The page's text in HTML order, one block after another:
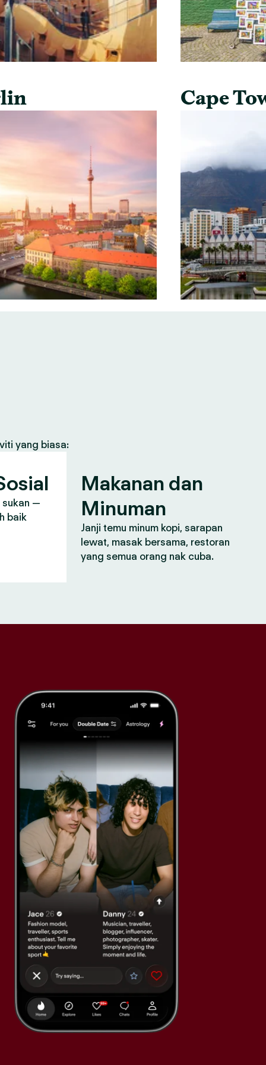
Cape
yang biasa:
sukan —
baik
Makanan dan
Minuman
Janji temu minum kopi, sarapan
lewat, masak bersama, restoran
yang semua orang nak cuba.